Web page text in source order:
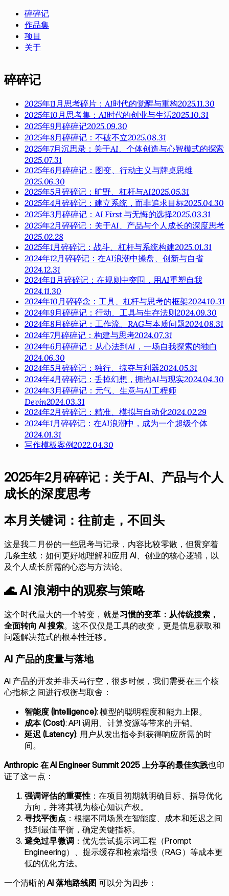
碎碎记
作品集
项目
关于
碎碎记
2025年11月思考碎片：AI时代的觉醒与重构2025.11.30
2025年10月思考集：AI时代的创业与生活2025.10.31
2025年9月碎碎记2025.09.30
2025年8月碎碎记：不破不立2025.08.31
2025年7月沉思录：关于AI、个体创造与心智模式的探索
2025.07.31
2025年6月碎碎记：图变、行动主义与牌桌思维
2025.06.30
2025年5月碎碎记：旷野、杠杆与AI2025.05.31
2025年4月碎碎记：建立系统，而非追求目标2025.04.30
2025年3月碎碎记：AI First 与无悔的选择2025.03.31
2025年2月碎碎记：关于AI、产品与个人成长的深度思考
2025.02.28
2025年1月碎碎记：战斗、杠杆与系统构建2025.01.31
2024年12月碎碎记：在AI浪潮中操盘、创新与自省
2024.12.31
2024年11月碎碎记：在规则中突围，用AI重塑自我
2024.11.30
2024年10月碎碎念：工具、杠杆与思考的框架2024.10.31
2024年9月碎碎记：行动、工具与生存法则2024.09.30
2024年8月碎碎记：工作流、RAG与本质问题2024.08.31
2024年7月碎碎记：构建与思考2024.07.31
2024年6月碎碎记：从心法到AI，一场自我探索的独白
2024.06.30
2024年5月碎碎记：独行、掠夺与利器2024.05.31
2024年4月碎碎记：丢掉幻想，拥抱AI与现实2024.04.30
2024年3月碎碎记：元气、生意与AI工程师
Devin2024.03.31
2024年2月碎碎记：精准、模拟与自动化2024.02.29
2024年1月碎碎记：在AI浪潮中，成为一个超级个体
2024.01.31
写作模板案例2022.04.30
2025年2月碎碎记：关于AI、产品与个人
成长的深度思考
本月关键词：往前走，不回头
这是我二月份的一些思考与记录，内容比较零散，但贯穿着
几条主线：如何更好地理解和应用 AI、创业的核心逻辑，以
及个人成长所需的心态与方法论。
🌊 AI 浪潮中的观察与策略
这个时代最大的一个转变，就是习惯的变革：从传统搜索，
全面转向 AI 搜索。这不仅仅是工具的改变，更是信息获取和
问题解决范式的根本性迁移。
AI 产品的度量与落地
AI 产品的开发并非天马行空，很多时候，我们需要在三个核
心指标之间进行权衡与取舍：
智能度 (Intelligence): 模型的聪明程度和能力上限。
成本 (Cost): API 调用、计算资源等带来的开销。
延迟 (Latency): 用户从发出指令到获得响应所需的时
间。
Anthropic 在 AI Engineer Summit 2025 上分享的最佳实践也印
证了这一点：
强调评估的重要性 ：在项目初期就明确目标、指导优化
方向，并将其视为核心知识产权。
寻找平衡点 ：根据不同场景在智能度、成本和延迟之间
找到最佳平衡，确定关键指标。
避免过早微调：优先尝试提示词工程（Prompt
Engineering）、提示缓存和检索增强（RAG）等成本更
低的优化方法。
一个清晰的AI 落地路线图 可以分为四步：